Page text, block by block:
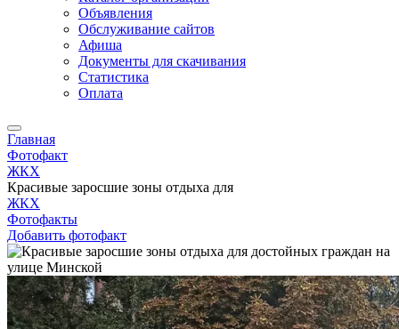
Объявления
Обслуживание сайтов
Афиша
Документы для скачивания
Статистика
Оплата
Главная
Фотофакт
ЖКХ
Красивые заросшие зоны отдыха для
ЖКХ
Фотофакты
Добавить фотофакт